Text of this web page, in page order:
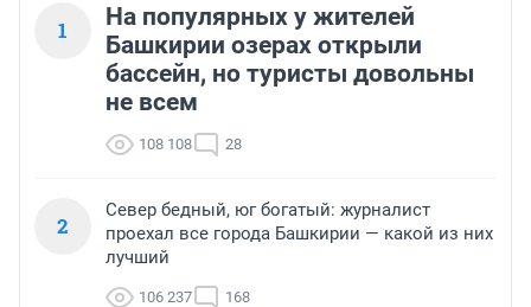
1
На популярных у жителей
Башкирии озерах открыли
бассейн, но туристы довольны
не всем
108 108 28
2
Север бедный, юг богатый: журналист
проехал все города Башкирии — какой из них
лучший
106 237 168